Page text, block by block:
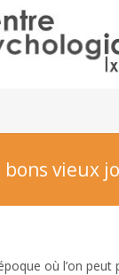
bons vieux
où l’on